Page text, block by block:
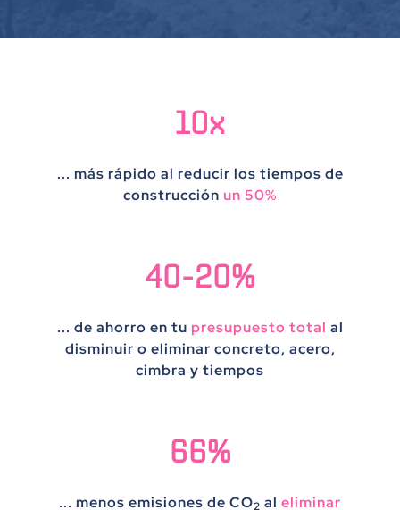
10x
... más rápido al reducir los tiempos de
construcción un 50%
40-20%
... de ahorro en tu presupuesto total al
disminuir o eliminar concreto, acero,
cimbra y tiempos
66%
... menos emisiones de CO2 al eliminar